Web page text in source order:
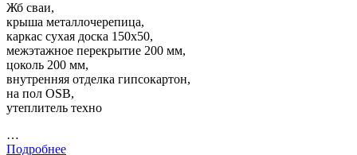
Жб сваи,
крыша металлочерепица,
каркас сухая доска 150х50,
межэтажное перекрытие 200 мм,
цоколь 200 мм,
внутренняя отделка гипсокартон,
на пол OSB,
утеплитель техно
…
Подробнее